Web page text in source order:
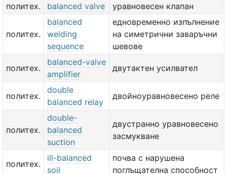
политех. balanced valve уравновесен клапан
политех.
balanced
welding
sequence
едновременно изпълнение
на симетрични заваръчни
шевове
политех.
balanced-valve
amplifier
двутактен усилвател
политех.
double
balanced relay
двойноуравновесено реле
политех.
double-
balanced
suction
двустранно уравновесено
засмукване
политех.
ill-balanced
soil
почва с нарушена
поглъщателна способност